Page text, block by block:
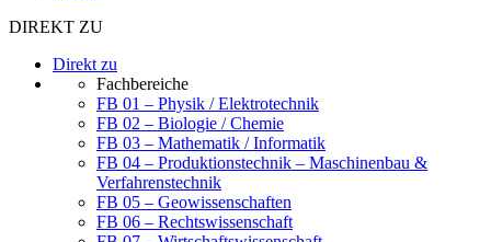
DIREKT ZU
Direkt zu
Fachbereiche
FB 01 – Physik / Elektrotechnik
FB 02 – Biologie / Chemie
FB 03 – Mathematik / Informatik
FB 04 – Produktionstechnik – Maschinenbau &
Verfahrenstechnik
FB 05 – Geowissenschaften
FB 06 – Rechtswissenschaft